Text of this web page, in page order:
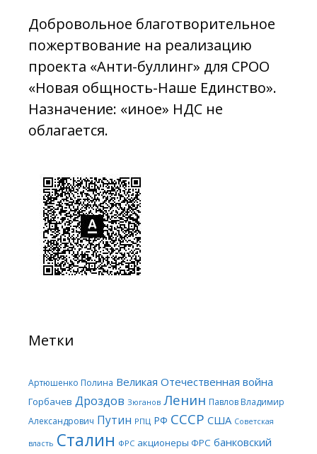
Добровольное благотворительное
пожертвование на реализацию
проекта «Анти-буллинг» для СРОО
«Новая общность-Наше Единство».
Назначение: «иное» НДС не
облагается.
Метки
Артюшенко Полина Великая Отечественная война
Горбачев Дроздов Зюганов Ленин Павлов Владимир
Александрович Путин РПЦ РФ СССР США Советская
власть Сталин ФРС акционеры ФРС банковский